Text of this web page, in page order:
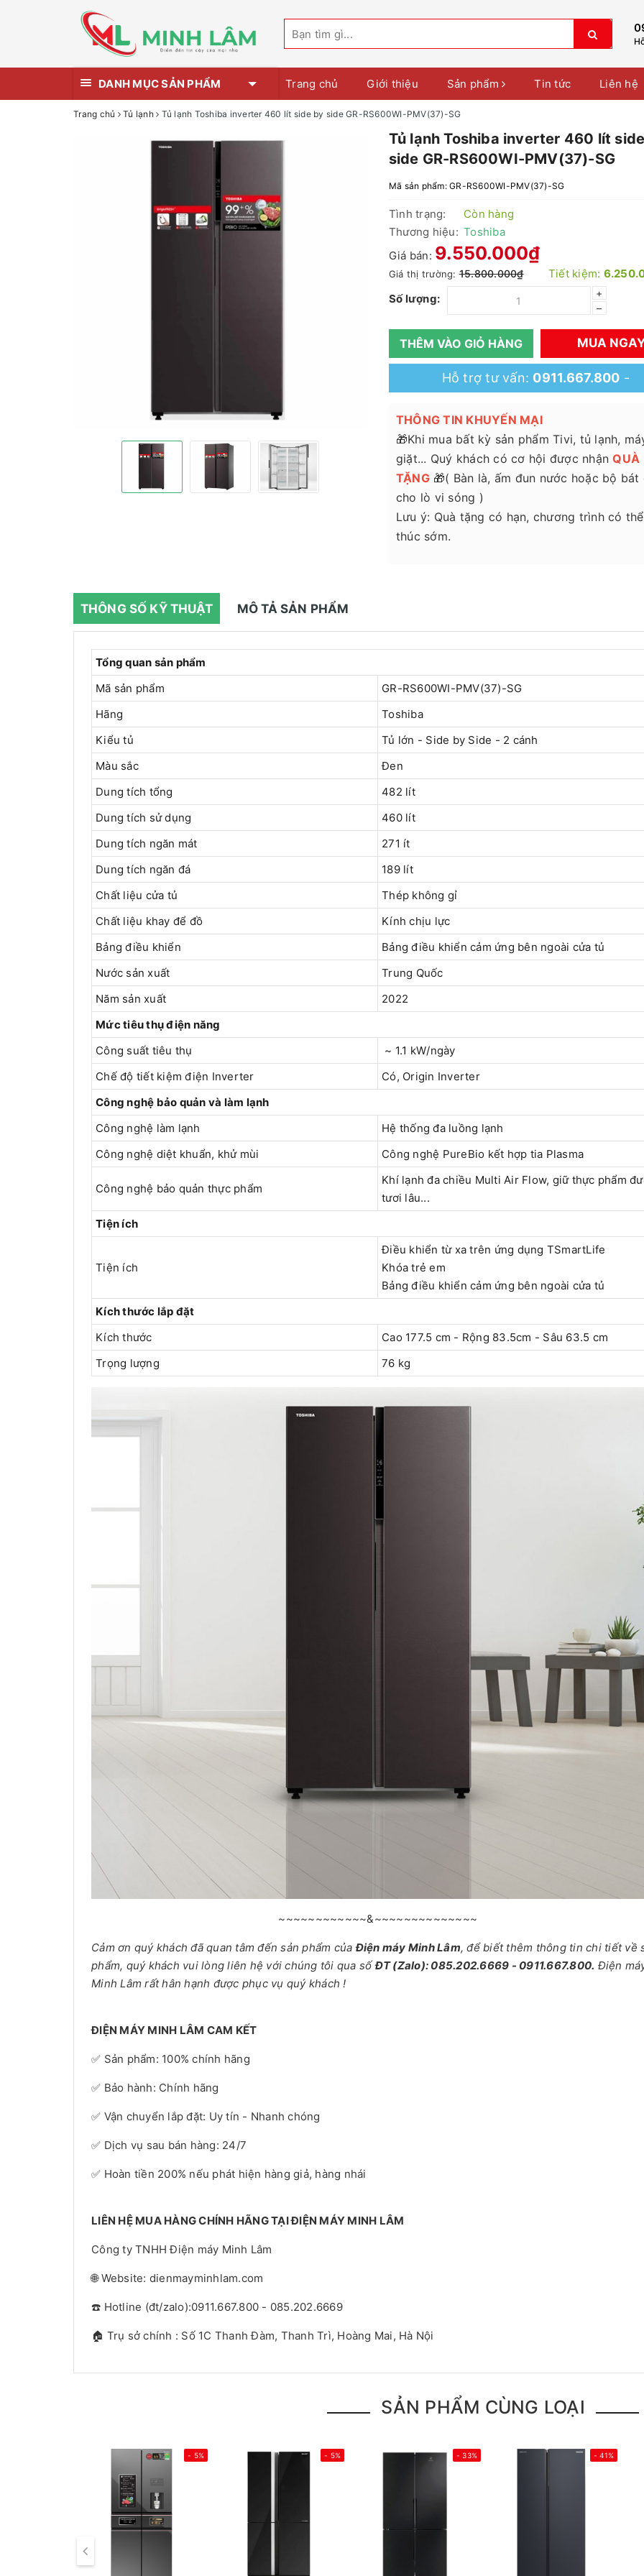
DANH MỤC SẢN PHẨM Trang chủ Giới thiệu Sản phẩm Tin tức Liên hệ
Trang chủ Tủ lạnh Tủ lạnh Toshiba inverter 460 lít side by side GR-RS600WI-PMV(37)-SG
Tủ lạnh Toshiba inverter 460 lít
side GR-RS600WI-PMV(37)-SG
Mã sản phẩm: GR-RS600WI-PMV(37)-SG
Tình trạng:
Còn hàng
Thương hiệu: Toshiba
Giá bán: 9.550.000₫
Giá thị trường:15.800.000₫ Tiết kiệm:
Số lượng:
+
–
THÊM VÀO GIỎ HÀNG MUA
Hỗ trợ tư vấn: 0911.667.800 -
THÔNG TIN KHUYẾN MẠI
🎁Khi mua bất kỳ sản phẩm Tivi, tủ lạnh,
giặt... Quý khách có cơ hội được nhậnQUÀ
TẶNG 🎁( Bàn là, ấm đun nước hoặc bộ bát
cho lò vi sóng )
Lưu ý: Quà tặng có hạn, chương trình có
thúc sớm.
THÔNG SỐ KỸ THUẬT MÔ TẢ SẢN PHẨM
Tổng quan sản phẩm
Mã sản phẩm
GR-RS600WI-PMV(37)-SG
Hãng
Toshiba
Kiểu tủ
Tủ lớn - Side by Side - 2 cánh
Màu sắc
Đen
Dung tích tổng
482 lít
Dung tích sử dụng
460 lít
Dung tích ngăn mát
271 ít
Dung tích ngăn đá
189 lít
Chất liệu cửa tủ
Thép không gỉ
Chất liệu khay để đồ
Kính chịu lực
Bảng điều khiển
Bảng điều khiển cảm ứng bên ngoài cửa tủ
Nước sản xuất
Trung Quốc
Năm sản xuất
2022
Mức tiêu thụ điện năng
Công suất tiêu thụ
~ 1.1 kW/ngày
Chế độ tiết kiệm điện Inverter
Có, Origin Inverter
Công nghệ bảo quản và làm lạnh
Công nghệ làm lạnh
Hệ thống đa luồng lạnh
Công nghệ diệt khuẩn, khử mùi
Công nghệ PureBio kết hợp tia Plasma
Công nghệ bảo quản thực phẩm
Khí lạnh đa chiều Multi Air Flow, giữ thực phẩm
tươi lâu...
Tiện ích
Tiện ích
Điều khiển từ xa trên ứng dụng TSmartLife
Khóa trẻ em
Bảng điều khiển cảm ứng bên ngoài cửa tủ
Kích thước lắp đặt
Kích thước
Cao 177.5 cm - Rộng 83.5cm - Sâu 63.5 cm
Trọng lượng
76 kg
~~~~~~~~~~~~&~~~~~~~~~~~~~~
Cảm ơn quý khách đã quan tâm đến sản phẩm củaĐiện máy Minh Lâm, để biết thêm thông tin chi tiết về
phẩm, quý khách vui lòng liên hệ với chúng tôi qua sốĐT (Zalo): 085.202.6669 - 0911.667.800. Điện
Minh Lâm rất hân hạnh được phục vụ quý khách !
ĐIỆN MÁY MINH LÂM CAM KẾT
✅ Sản phẩm: 100% chính hãng
✅ Bảo hành: Chính hãng
✅ Vận chuyển lắp đặt: Uy tín - Nhanh chóng
✅ Dịch vụ sau bán hàng: 24/7
✅ Hoàn tiền 200% nếu phát hiện hàng giả, hàng nhái
LIÊN HỆ MUA HÀNG CHÍNH HÃNG TẠI ĐIỆN MÁY MINH LÂM
Công ty TNHH Điện máy Minh Lâm
🌐 Website: dienmayminhlam.com
☎️ Hotline (đt/zalo):0911.667.800 - 085.202.6669
🏠 Trụ sở chính : Số 1C Thanh Đàm, Thanh Trì, Hoàng Mai, Hà Nội
SẢN PHẨM CÙNG LOẠI
- 5% - 5% - 33% - 41%